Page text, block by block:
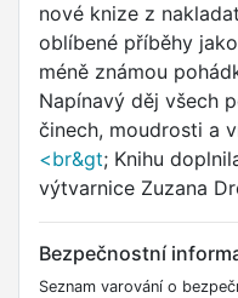
nové knize z
oblíbené příběhy
méně známou
Napínavý děj všech
činech, moudrosti a
<br&gt; Knihu
výtvarnice Zuzana
Bezpečnostní
Seznam varování o